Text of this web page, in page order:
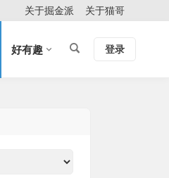
关于掘金派 关于猫哥
登录
好有趣